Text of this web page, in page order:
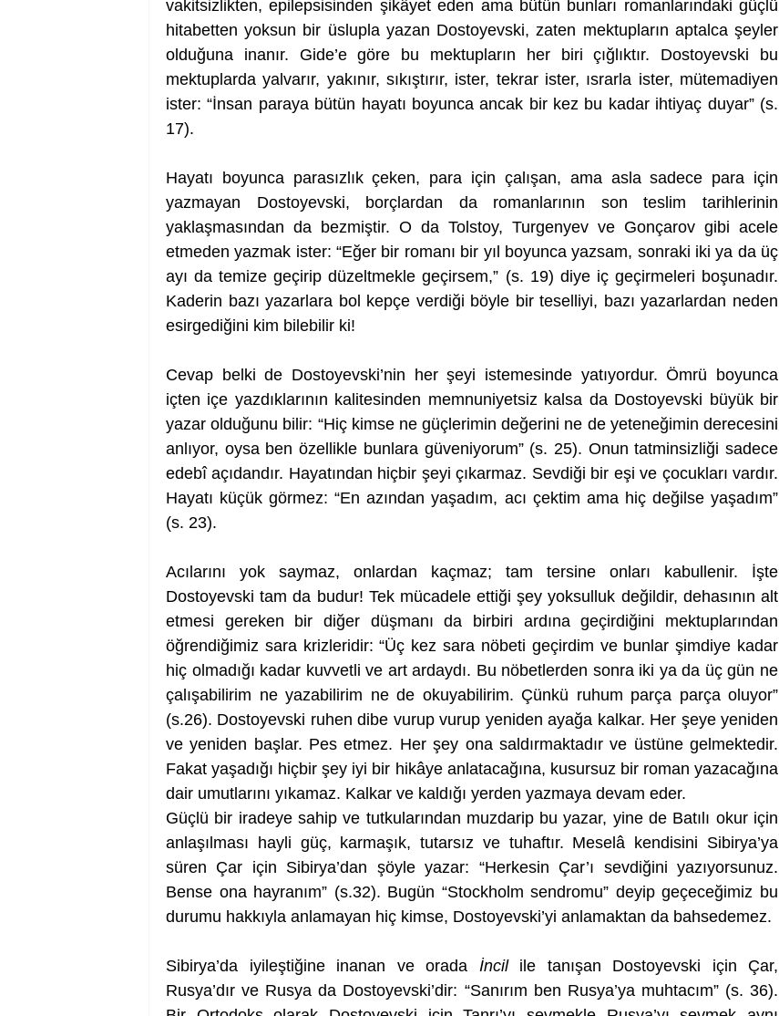
vakitsizlikten, epilepsisinden şikâyet eden ama bütün bunları romanlarındaki güçlü
hitabetten yoksun bir üslupla yazan Dostoyevski, zaten mektupların aptalca şeyler
olduğuna inanır. Gide’e göre bu mektupların her biri çığlıktır. Dostoyevski bu
mektuplarda yalvarır, yakınır, sıkıştırır, ister, tekrar ister, ısrarla ister, mütemadiyen
ister: “İnsan paraya bütün hayatı boyunca ancak bir kez bu kadar ihtiyaç duyar” (s.
17).
Hayatı boyunca parasızlık çeken, para için çalışan, ama asla sadece para için
yazmayan Dostoyevski, borçlardan da romanlarının son teslim tarihlerinin
yaklaşmasından da bezmiştir. O da Tolstoy, Turgenyev ve Gonçarov gibi acele
etmeden yazmak ister: “Eğer bir romanı bir yıl boyunca yazsam, sonraki iki ya da üç
ayı da temize geçirip düzeltmekle geçirsem,” (s. 19) diye iç geçirmeleri boşunadır.
Kaderin bazı yazarlara bol kepçe verdiği böyle bir teselliyi, bazı yazarlardan neden
esirgediğini kim bilebilir ki!
Cevap belki de Dostoyevski’nin her şeyi istemesinde yatıyordur. Ömrü boyunca
içten içe yazdıklarının kalitesinden memnuniyetsiz kalsa da Dostoyevski büyük bir
yazar olduğunu bilir: “Hiç kimse ne güçlerimin değerini ne de yeteneğimin derecesini
anlıyor, oysa ben özellikle bunlara güveniyorum” (s. 25). Onun tatminsizliği sadece
edebî açıdandır. Hayatından hiçbir şeyi çıkarmaz. Sevdiği bir eşi ve çocukları vardır.
Hayatı küçük görmez: “En azından yaşadım, acı çektim ama hiç değilse yaşadım”
(s. 23).
Acılarını yok saymaz, onlardan kaçmaz; tam tersine onları kabullenir. İşte
Dostoyevski tam da budur! Tek mücadele ettiği şey yoksulluk değildir, dehasının alt
etmesi gereken bir diğer düşmanı da birbiri ardına geçirdiğini mektuplarından
öğrendiğimiz sara krizleridir: “Üç kez sara nöbeti geçirdim ve bunlar şimdiye kadar
hiç olmadığı kadar kuvvetli ve art ardaydı. Bu nöbetlerden sonra iki ya da üç gün ne
çalışabilirim ne yazabilirim ne de okuyabilirim. Çünkü ruhum parça parça oluyor”
(s.26). Dostoyevski ruhen dibe vurup vurup yeniden ayağa kalkar. Her şeye yeniden
ve yeniden başlar. Pes etmez. Her şey ona saldırmaktadır ve üstüne gelmektedir.
Fakat yaşadığı hiçbir şey iyi bir hikâye anlatacağına, kusursuz bir roman yazacağına
dair umutlarını yıkamaz. Kalkar ve kaldığı yerden yazmaya devam eder.
Güçlü bir iradeye sahip ve tutkularından muzdarip bu yazar, yine de Batılı okur için
anlaşılması hayli güç, karmaşık, tutarsız ve tuhaftır. Meselâ kendisini Sibirya’ya
süren Çar için Sibirya’dan şöyle yazar: “Herkesin Çar’ı sevdiğini yazıyorsunuz.
Bense ona hayranım” (s.32). Bugün “Stockholm sendromu” deyip geçeceğimiz bu
durumu hakkıyla anlamayan hiç kimse, Dostoyevski’yi anlamaktan da bahsedemez.
Sibirya’da iyileştiğine inanan ve orada İncil ile tanışan Dostoyevski için Çar,
Rusya’dır ve Rusya da Dostoyevski’dir: “Sanırım ben Rusya’ya muhtacım” (s. 36).